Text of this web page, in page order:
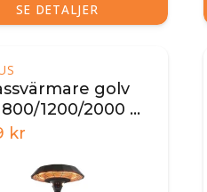
SE DETALJER
golv
1200/2000 W,
kr